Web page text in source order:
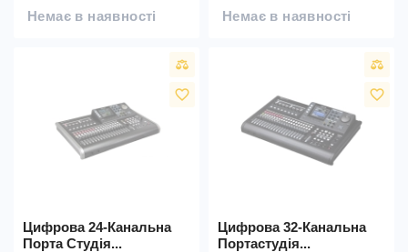
Немає в наявності Немає в наявності
favorite_border
Цифрова 24-Канальна
Порта Студія...
favorite_border
Цифрова 32-Канальна
Портастудія...